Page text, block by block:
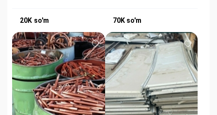
20K so'm 70K so'm